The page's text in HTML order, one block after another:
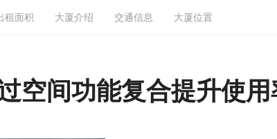
租面积 大厦介绍 交通信息 大厦位置
空间功能复合提升使